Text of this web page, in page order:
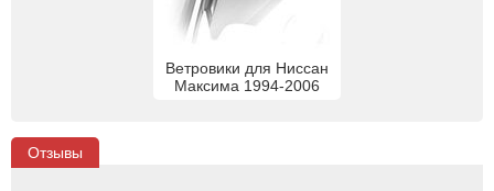
Ветровики для Ниссан
Максима 1994-2006
Отзывы